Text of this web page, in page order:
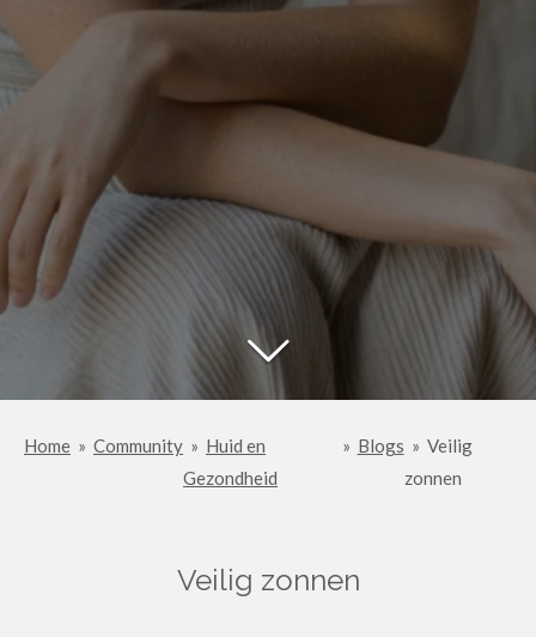
Home » Community » Huid en
Gezondheid
» Blogs » Veilig
zonnen
Veilig zonnen